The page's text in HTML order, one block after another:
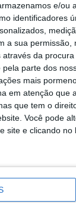
e/ou
identificadores
a sua permissão,
da
parte dos
mais
em atenção que
que tem o
Você pode
site e clicando